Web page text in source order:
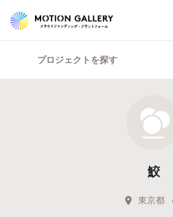
プロジェクトを探す
鮫
東京都